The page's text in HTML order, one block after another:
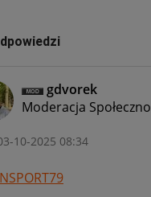
gdvorek
Moderacja
10-2025 08:34